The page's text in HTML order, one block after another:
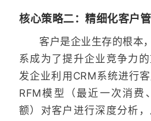
核心策略二：精细化客户
客户是企业生存的根本
系成为了提升企业竞争力
发企业利用CRM系统进行
RFM模型（最近一次消费
额）对客户进行深度分析